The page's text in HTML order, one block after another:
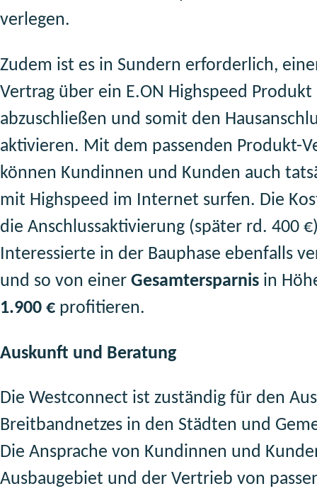
verlegen.
Zudem ist es in Sundern erforderlich,
Vertrag über ein E.ON Highspeed Produkt
abzuschließen und somit den
aktivieren. Mit dem passenden Produkt-
können Kundinnen und Kunden auch
mit Highspeed im Internet surfen. Die
die Anschlussaktivierung (später rd. 400
Interessierte in der Bauphase ebenfalls
und so von einer Gesamtersparnis in
1.900 € profitieren.
Auskunft und Beratung
Die Westconnect ist zuständig für den
Breitbandnetzes in den Städten und
Die Ansprache von Kundinnen und
Ausbaugebiet und der Vertrieb von